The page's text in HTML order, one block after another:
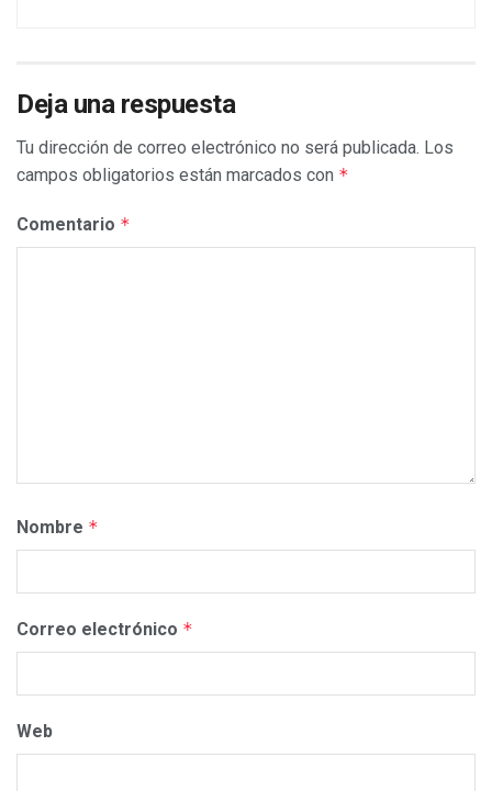
Deja una respuesta
Tu dirección de correo electrónico no será publicada. Los
campos obligatorios están marcados con *
Comentario *
Nombre *
Correo electrónico *
Web